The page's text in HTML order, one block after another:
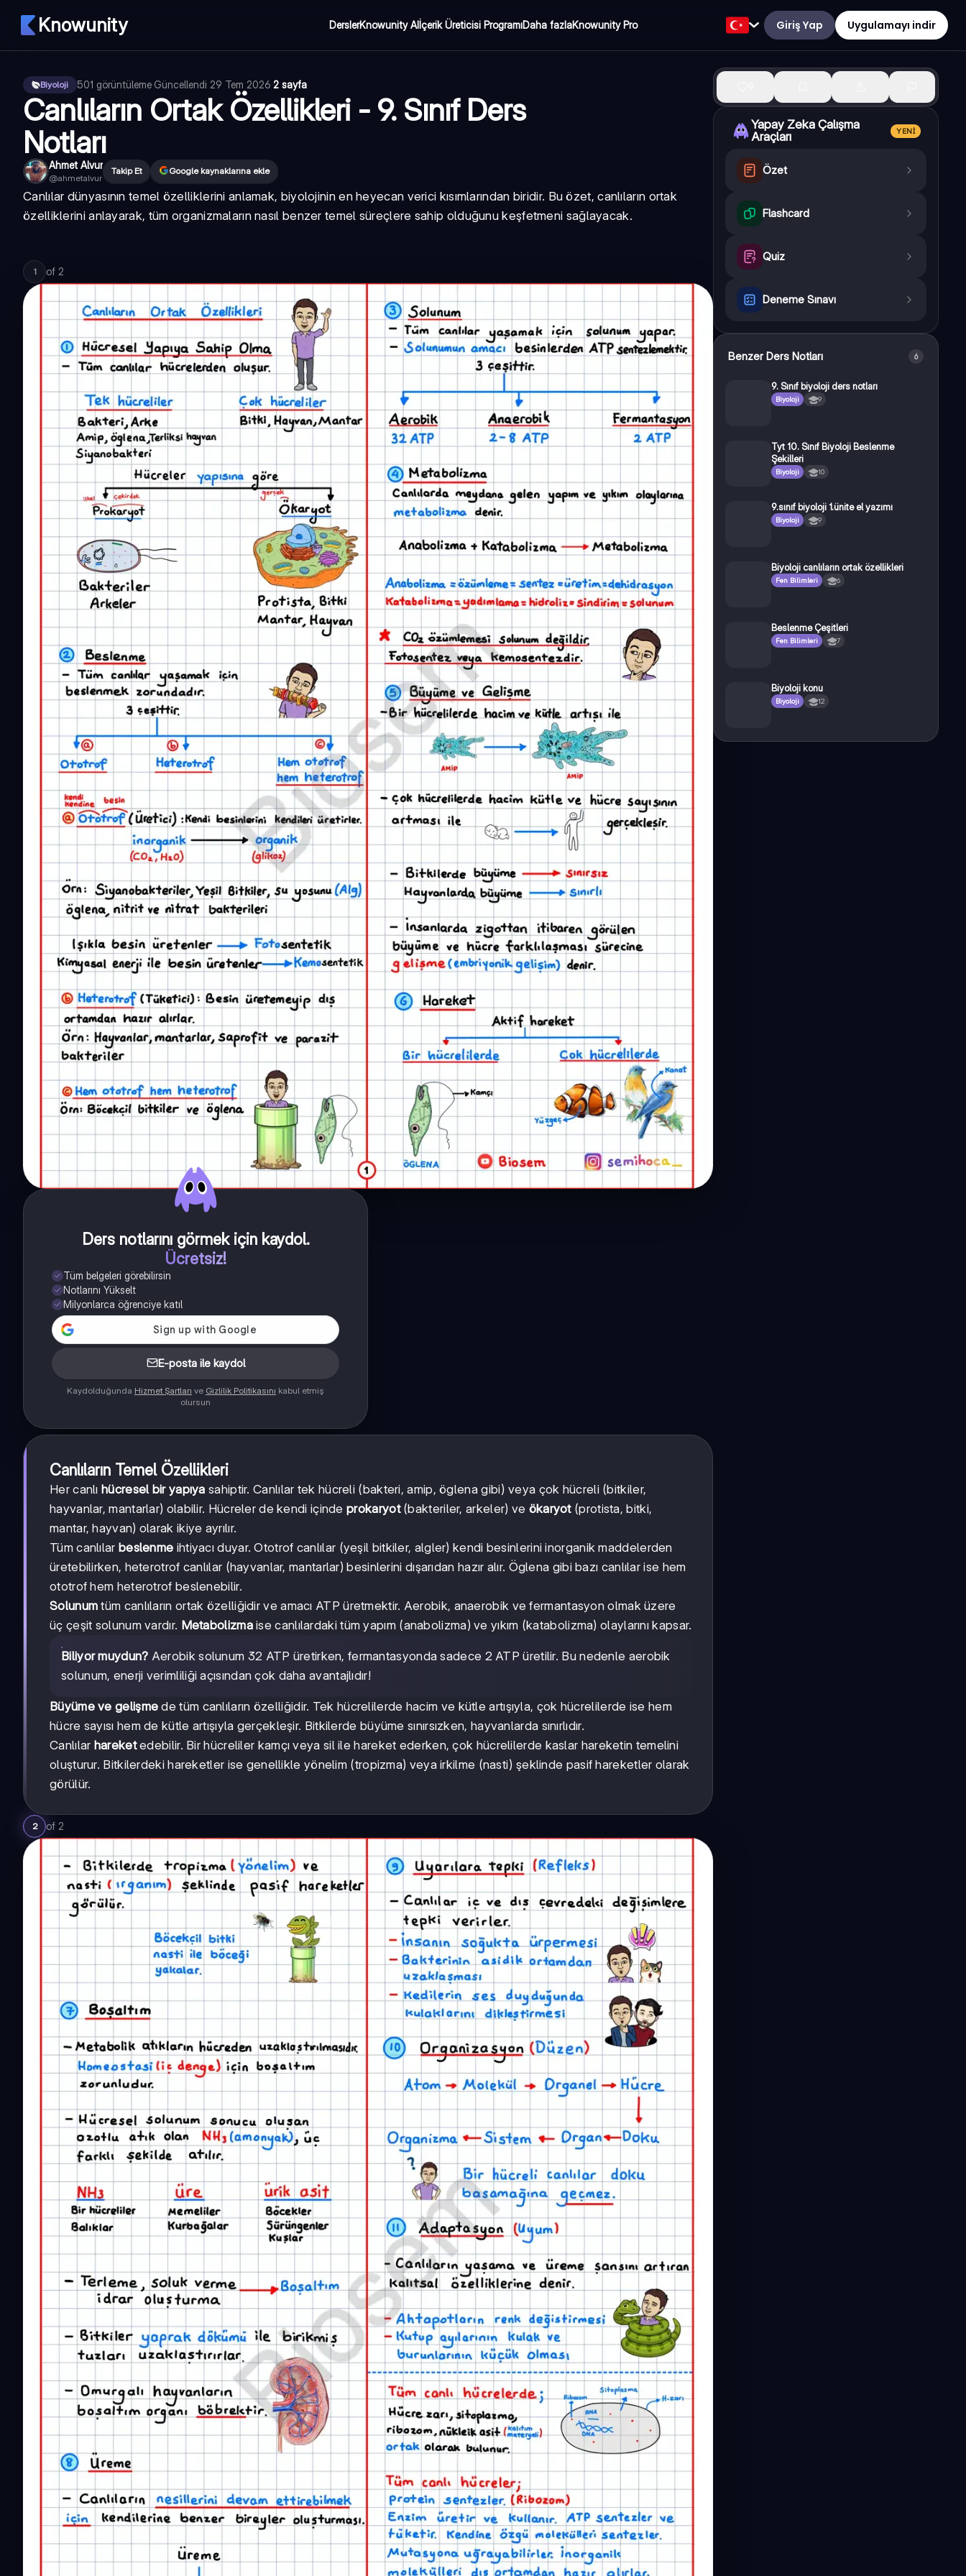
Knowunity DerslerKnowunity AIİçerik Üreticisi ProgramıDaha fazlaKnowunity Pro Giriş Yap Uygulamayı indir
Biyoloji 501 görüntüleme·Güncellendi 29 Tem 2026·2 sayfa
Canlıların Ortak Özellikleri - 9. Sınıf Ders
Notları
Ahmet Alvur
@ahmetalvur
Takip Et Google kaynaklarına ekle
Canlılar dünyasının temel özelliklerini anlamak, biyolojinin en heyecan verici kısımlarından biridir. Bu özet, canlıların ortak
özelliklerini anlayarak, tüm organizmaların nasıl benzer temel süreçlere sahip olduğunu keşfetmeni sağlayacak.
1 of 2
Ders notlarını görmek için kaydol.
Ücretsiz!
Tüm belgeleri görebilirsin
Notlarını Yükselt
Milyonlarca öğrenciye katıl
E-posta ile kaydol
Kaydolduğunda Hizmet Şartları ve Gizlilik Politikasını kabul etmiş
olursun
Canlıların Temel Özellikleri
Her canlı hücresel bir yapıya sahiptir. Canlılar tek hücreli (bakteri, amip, öglena gibi) veya çok hücreli (bitkiler,
hayvanlar, mantarlar) olabilir. Hücreler de kendi içindeprokaryot(bakteriler, arkeler) ve ökaryot(protista, bitki,
mantar, hayvan) olarak ikiye ayrılır.
Tüm canlılar beslenme ihtiyacı duyar. Ototrof canlılar (yeşil bitkiler, algler) kendi besinlerini inorganik maddelerden
üretebilirken, heterotrof canlılar (hayvanlar, mantarlar) besinlerini dışarıdan hazır alır. Öglena gibi bazı canlılar ise hem
ototrof hem heterotrof beslenebilir.
Solunum tüm canlıların ortak özelliğidir ve amacı ATP üretmektir. Aerobik, anaerobik ve fermantasyon olmak üzere
üç çeşit solunum vardır. Metabolizmaise canlılardaki tüm yapım (anabolizma) ve yıkım (katabolizma) olaylarını kapsar.
Biliyor muydun? Aerobik solunum 32 ATP üretirken, fermantasyonda sadece 2 ATP üretilir. Bu nedenle aerobik
solunum, enerji verimliliği açısından çok daha avantajlıdır!
Büyüme ve gelişme de tüm canlıların özelliğidir. Tek hücrelilerde hacim ve kütle artışıyla, çok hücrelilerde ise hem
hücre sayısı hem de kütle artışıyla gerçekleşir. Bitkilerde büyüme sınırsızken, hayvanlarda sınırlıdır.
Canlılar hareketedebilir. Bir hücreliler kamçı veya sil ile hareket ederken, çok hücrelilerde kaslar hareketin temelini
oluşturur. Bitkilerdeki hareketler ise genellikle yönelim (tropizma) veya irkilme (nasti) şeklinde pasif hareketler olarak
görülür.
2 of 2
Yapay Zeka Çalışma
Araçları
YENI
Özet
Flashcard
Quiz
Deneme Sınavı
Benzer Ders Notları 6
9. Sınıf biyoloji ders notları
Biyoloji 9
Tyt 10. Sınıf Biyoloji Beslenme
Şekilleri
Biyoloji 10
9.sınıf biyoloji 1.ünite el yazımı
Biyoloji 9
Biyoloji canlıların ortak özellikleri
Fen Bilimleri 6
Beslenme Çeşitleri
Fen Bilimleri 7
Biyoloji konu
Biyoloji 12